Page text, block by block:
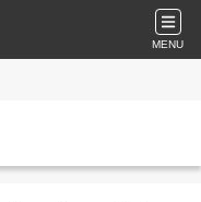
MENU